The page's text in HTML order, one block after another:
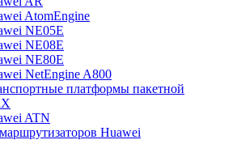
AtomEngine
NE05E
NE08E
NE80E
NetEngine A800
платформы пакетной
ATN
Huawei